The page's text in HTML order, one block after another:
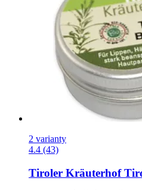
2 varianty
4.4 (43)
Tiroler Kräuterhof